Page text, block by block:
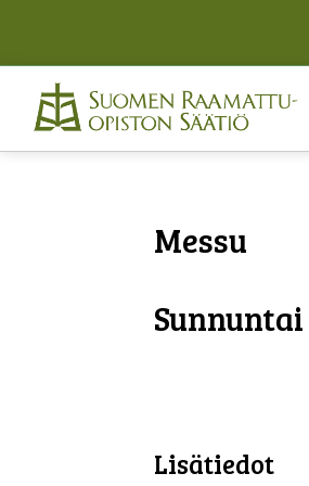
Messu
Sunnuntai
Lisätiedot